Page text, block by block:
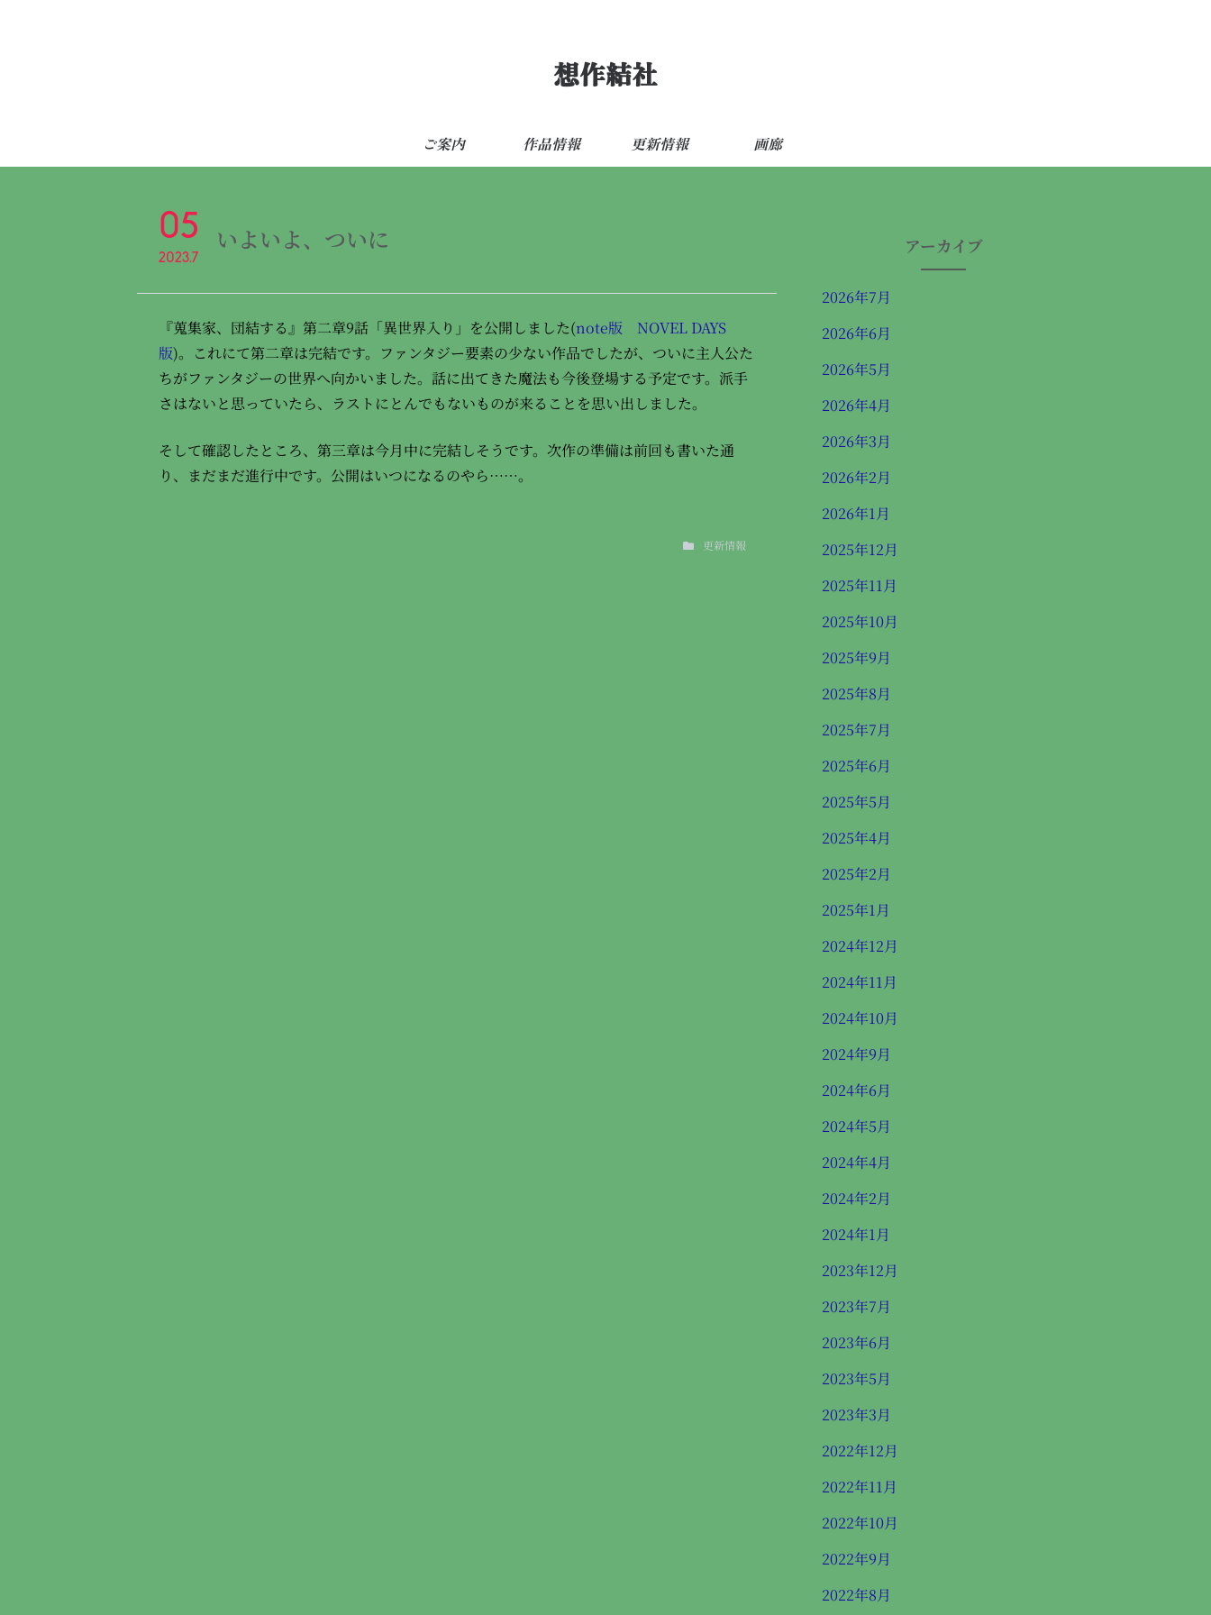
想作結社
ご案内 作品情報 更新情報 画廊
05
2023.7
いよいよ、ついに
『蒐集家、団結する』第二章9話「異世界入り」を公開しました(note版
NOVEL DAYS
版)。これにて第二章は完結です。ファンタジー要素の少ない作品でしたが、ついに主人公た
ちがファンタジーの世界へ向かいました。話に出てきた魔法も今後登場する予定です。派手
さはないと思っていたら、ラストにとんでもないものが来ることを思い出しました。
そして確認したところ、第三章は今月中に完結しそうです。次作の準備は前回も書いた通
り、まだまだ進行中です。公開はいつになるのやら……。
更新情報
アーカイブ
2026年7月
2026年6月
2026年5月
2026年4月
2026年3月
2026年2月
2026年1月
2025年12月
2025年11月
2025年10月
2025年9月
2025年8月
2025年7月
2025年6月
2025年5月
2025年4月
2025年2月
2025年1月
2024年12月
2024年11月
2024年10月
2024年9月
2024年6月
2024年5月
2024年4月
2024年2月
2024年1月
2023年12月
2023年7月
2023年6月
2023年5月
2023年3月
2022年12月
2022年11月
2022年10月
2022年9月
2022年8月